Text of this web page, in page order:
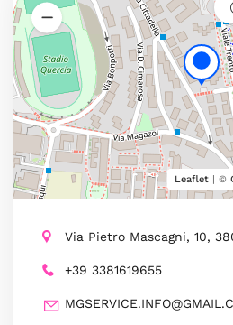
Leaflet | ©
Via Pietro Mascagni, 10,
+39 3381619655